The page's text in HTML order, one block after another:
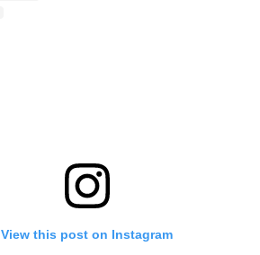
View this post on Instagram